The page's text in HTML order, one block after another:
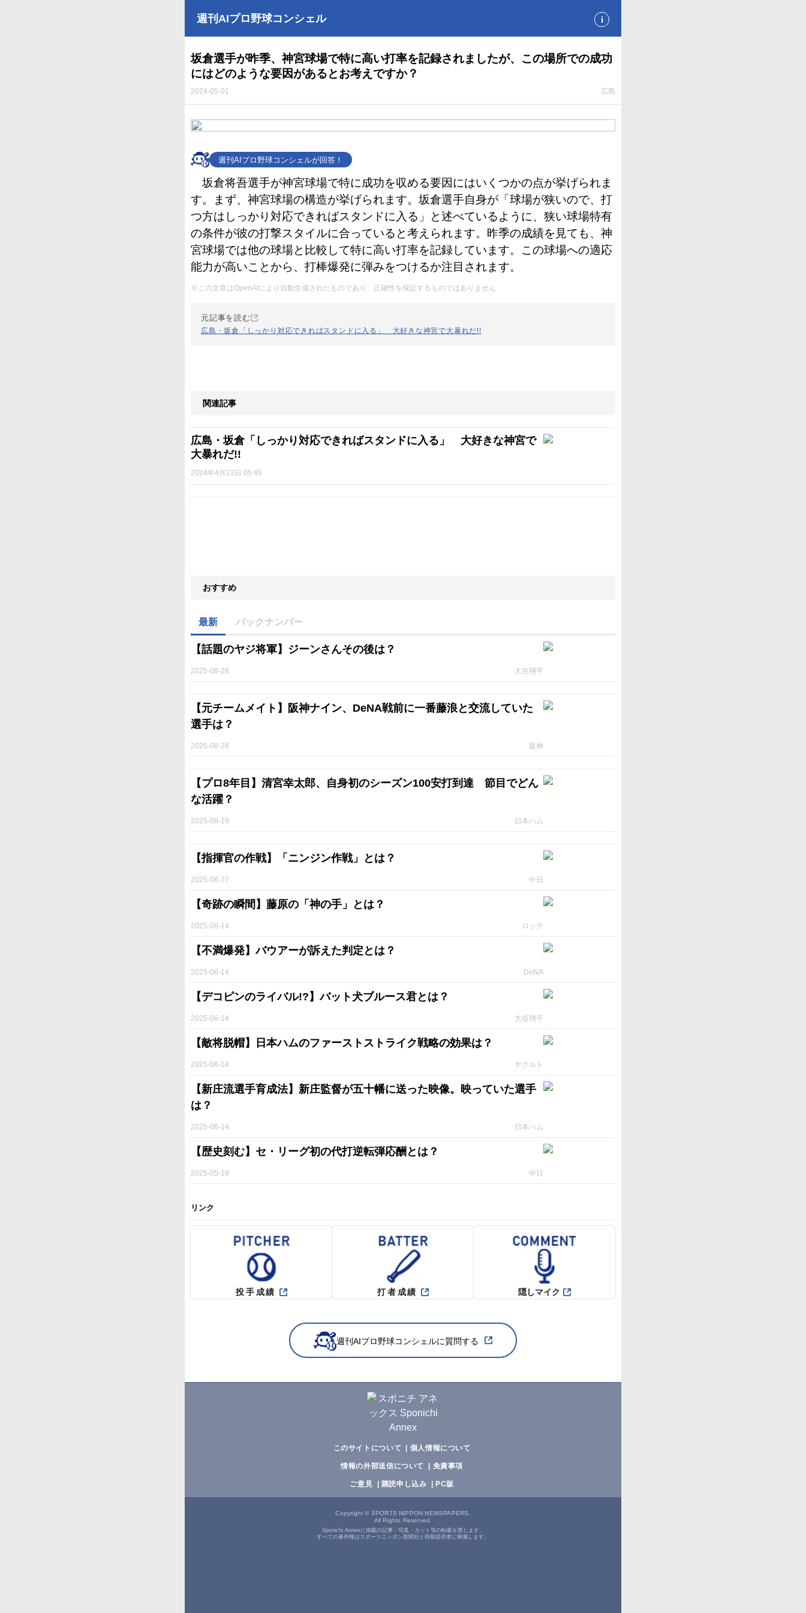
週刊AIプロ野球コンシェル i
坂倉選手が昨季、神宮球場で特に高い打率を記録されましたが、この場所での成功
にはどのような要因があるとお考えですか？
2024-05-01 広島
週刊AIプロ野球コンシェルが回答！
坂倉将吾選手が神宮球場で特に成功を収める要因にはいくつかの点が挙げられま
す。まず、神宮球場の構造が挙げられます。坂倉選手自身が「球場が狭いので、打
つ方はしっかり対応できればスタンドに入る」と述べているように、狭い球場特有
の条件が彼の打撃スタイルに合っていると考えられます。昨季の成績を見ても、神
宮球場では他の球場と比較して特に高い打率を記録しています。この球場への適応
能力が高いことから、打棒爆発に弾みをつけるか注目されます。
※この文章はOpenAIにより自動生成されたものであり、正確性を保証するものではありません
元記事を読む
広島・坂倉「しっかり対応できればスタンドに入る」 大好きな神宮で大暴れだ!!
関連記事
広島・坂倉「しっかり対応できればスタンドに入る」 大好きな神宮で
大暴れだ!!
2024年4月23日 05:45
おすすめ
最新 バックナンバー
【話題のヤジ将軍】ジーンさんその後は？
大谷翔平
2025-08-28
【元チームメイト】阪神ナイン、DeNA戦前に一番藤浪と交流していた
選手は？
阪神
2025-08-28
【プロ8年目】清宮幸太郎、自身初のシーズン100安打到達 節目でどん
な活躍？
日本ハム
2025-08-19
【指揮官の作戦】「ニンジン作戦」とは？
中日
2025-06-27
【奇跡の瞬間】藤原の「神の手」とは？
ロッテ
2025-06-14
【不満爆発】バウアーが訴えた判定とは？
DeNA
2025-06-14
【デコピンのライバル!?】バット犬ブルース君とは？
大谷翔平
2025-06-14
【敵将脱帽】日本ハムのファーストストライク戦略の効果は？
ヤクルト
2025-06-14
【新庄流選手育成法】新庄監督が五十幡に送った映像。映っていた選手
は？
日本ハム
2025-06-14
【歴史刻む】セ・リーグ初の代打逆転弾応酬とは？
中日
2025-05-19
リンク
投手成績 打者成績 隠しマイク
週刊AIプロ野球コンシェルに質問する
このサイトについて 個人情報について
情報の外部送信について 免責事項
ご意見 購読申し込み PC版
Copyright© SPORTS NIPPON NEWSPAPERS.
All Rights Reserved.
Sponichi Annexに掲載の記事・写真・カット等の転載を禁じます。
すべての著作権はスポーツニッポン新聞社と情報提供者に帰属します。